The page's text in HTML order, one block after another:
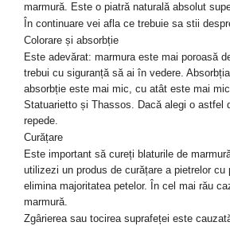
marmură. Este o piatră naturală absolut
În continuare vei afla ce trebuie sa stii
Colorare și absorbție
Este adevărat: marmura este mai poroasă
trebui cu siguranță să ai în vedere.
absorbție este mai mic, cu atât este mai
Statuarietto și Thassos. Dacă alegi o astfel
repede.
Curățare
Este important să cureți blaturile de
utilizezi un produs de curățare a pietrelor
elimina majoritatea petelor. În cel mai rău
marmură.
Zgârierea sau tocirea suprafeței este